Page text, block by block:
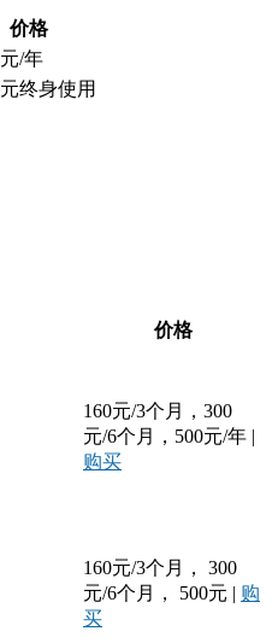
价格
/年
终身使用
价格
160元/3个月，300
元/6个月，500元/年 |
购买
160元/3个月， 300
元/6个月， 500元 | 购
买